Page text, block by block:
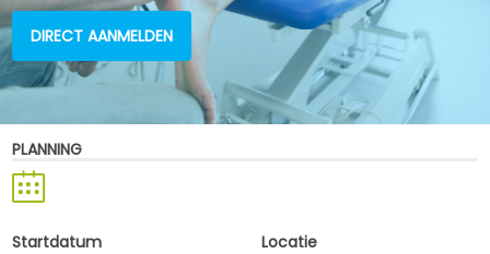
DIRECT AANMELDEN
PLANNING
Startdatum
Locatie